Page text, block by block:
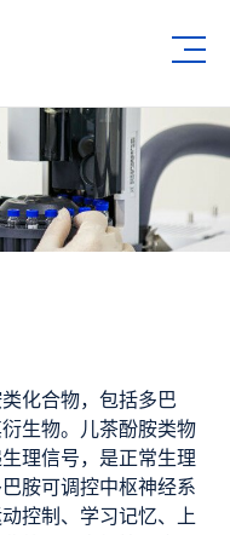
化合物，包括多巴
生物。儿茶酚胺类物
理信号，是正常生理
胺可调控中枢神经系
控制、学习记忆、上